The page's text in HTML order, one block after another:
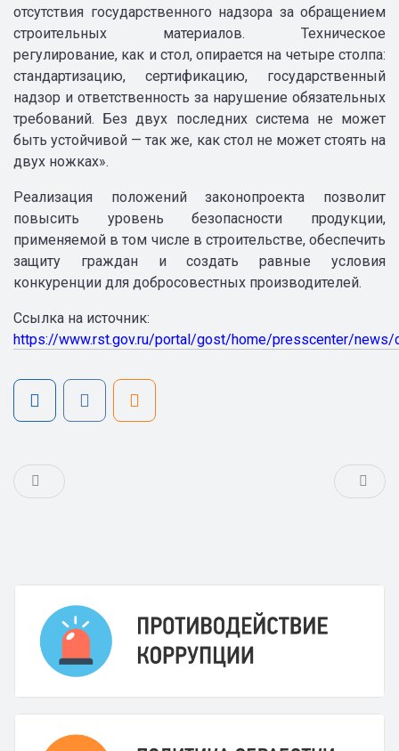
отсутствия государственного надзора за обращением
строительных материалов. Техническое
регулирование, как и стол, опирается на четыре столпа:
стандартизацию, сертификацию, государственный
надзор и ответственность за нарушение обязательных
требований. Без двух последних система не может
быть устойчивой — так же, как стол не может стоять на
двух ножках».
Реализация положений законопроекта позволит
повысить уровень безопасности продукции,
применяемой в том числе в строительстве, обеспечить
защиту граждан и создать равные условия
конкуренции для добросовестных производителей.
Ссылка на источник:
https://www.rst.gov.ru/portal/gost/home/presscenter/